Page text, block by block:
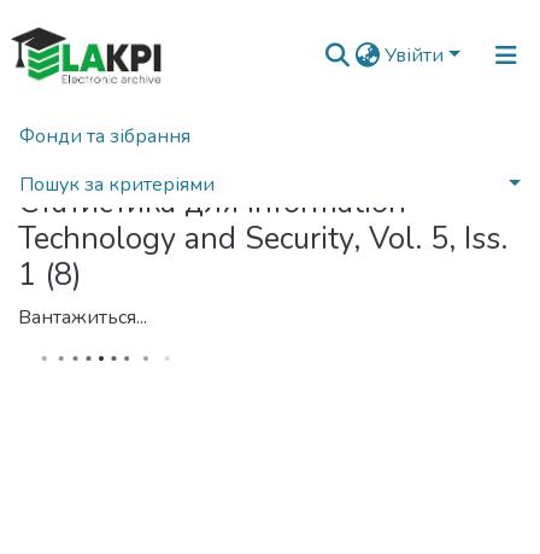
Увійти
Фонди та зібрання
Пошук за критеріями
Головна Статистика
Статистика для Information
Technology and Security, Vol. 5, Iss.
1 (8)
Вантажиться...